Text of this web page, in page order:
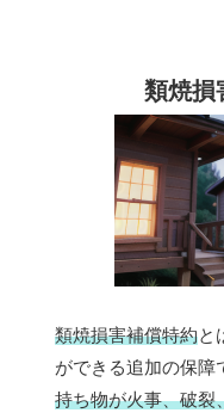
類焼損
類焼損害補償特約と
ができる追加の保障
持ち物が火事、破裂